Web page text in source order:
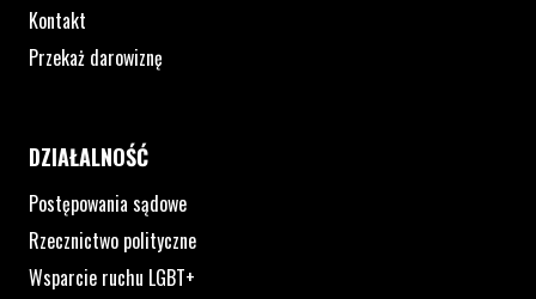
Kontakt
Przekaż darowiznę
DZIAŁALNOŚĆ
Postępowania sądowe
Rzecznictwo polityczne
Wsparcie ruchu LGBT+